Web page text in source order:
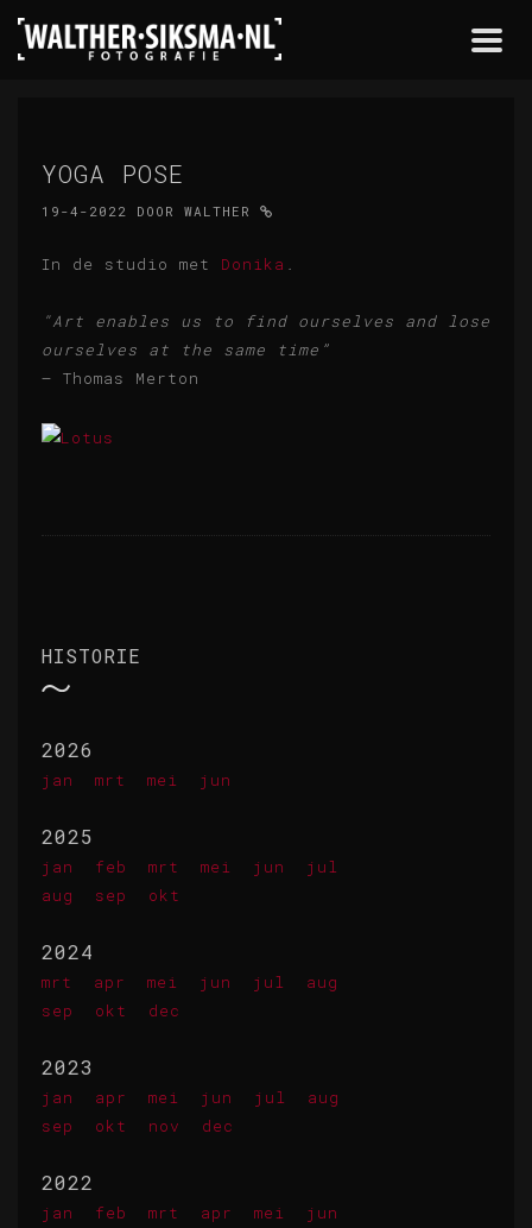
YOGA POSE
19-4-2022 DOOR WALTHER
In de studio met Donika .
"Art enables us to find ourselves and lose
ourselves at the same time”
— Thomas Merton
HISTORIE
2026
jan mrt mei jun
2025
jan feb mrt mei jun
jul
aug
sep okt
2024
mrt apr mei jun jul
aug
sep
okt dec
2023
jan apr mei jun jul
aug
sep
okt nov dec
2022
jan feb mrt apr mei
jun